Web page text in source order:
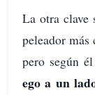
La otra clave
peleador
pero según
ego a un